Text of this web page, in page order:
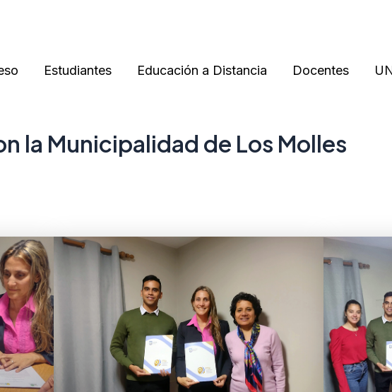
Estudiantes Educación a Distancia Docentes
la Municipalidad de Los Molles